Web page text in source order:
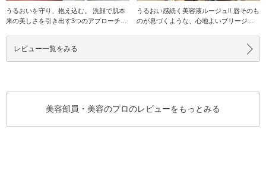
うるおいを守り、抱え込む。 洗顔で肌本
来の美しさを引き出す3つのアプローチ‼︎
うるおい感続く美容液ルージュ‼︎ 唇そのも
のが息づくような、心地よいブリージン
レビュー一覧をみる
美容部員・美容のプロのレビューをもっとみる